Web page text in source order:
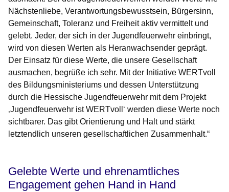
Nächstenliebe, Verantwortungsbewusstsein, Bürgersinn,
Gemeinschaft, Toleranz und Freiheit aktiv vermittelt und
gelebt. Jeder, der sich in der Jugendfeuerwehr einbringt,
wird von diesen Werten als Heranwachsender geprägt.
Der Einsatz für diese Werte, die unsere Gesellschaft
ausmachen, begrüße ich sehr. Mit der Initiative WERTvoll
des Bildungsministeriums und dessen Unterstützung
durch die Hessische Jugendfeuerwehr mit dem Projekt
‚Jugendfeuerwehr ist WERTvoll‘ werden diese Werte noch
sichtbarer. Das gibt Orientierung und Halt und stärkt
letztendlich unseren gesellschaftlichen Zusammenhalt.“
Gelebte Werte und ehrenamtliches
Engagement gehen Hand in Hand